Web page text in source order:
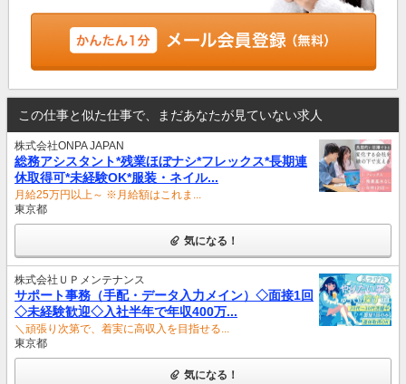
この仕事と似た仕事で、まだあなたが見ていない求人
株式会社ONPA JAPAN
総務アシスタント*残業ほぼナシ*フレックス*長期連
休取得可*未経験OK*服装・ネイル...
月給25万円以上～ ※月給額はこれま...
東京都
気になる！
株式会社ＵＰメンテナンス
サポート事務（手配・データ入力メイン）◇面接1回
◇未経験歓迎◇入社半年で年収400万...
＼頑張り次第で、着実に高収入を目指せる...
東京都
気になる！